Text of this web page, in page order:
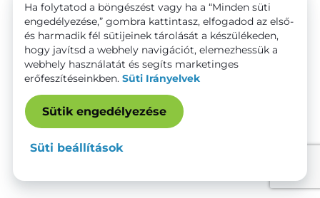
Ha folytatod a böngészést vagy ha a “Minden süti
engedélyezése,” gombra kattintasz, elfogadod az első-
és harmadik fél sütijeinek tárolását a készülékeden,
hogy javítsd a webhely navigációt, elemezhessük a
webhely használatát és segíts marketinges
erőfeszítéseinkben. Süti Irányelvek
Sütik engedélyezése
Süti beállítások